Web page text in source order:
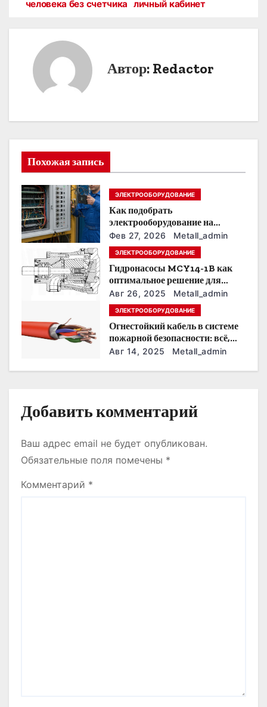
ц
я
п
о
з
а
с
личный кабинет
человека без счетчика
Автор: Redactor
Похожая запись
ЭЛЕКТРООБОРУДОВАНИЕ
Как подобрать
электрооборудование на
предприятии под тяжелые
условия эксплуатации
Фев 27, 2026 Metall_admin
ЭЛЕКТРООБОРУДОВАНИЕ
Гидронасосы MCY14-1B как
оптимальное решение для
модернизации гидросистем
Авг 26, 2025 Metall_admin
ЭЛЕКТРООБОРУДОВАНИЕ
Огнестойкий кабель в системе
пожарной безопасности: всё,
что нужно знать
Авг 14, 2025 Metall_admin
Добавить комментарий
Ваш адрес email не будет опубликован.
Обязательные поля помечены *
Комментарий *